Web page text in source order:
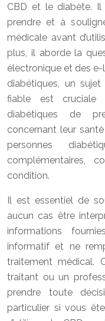
CBD et le diabète.
prendre et à
médicale avant
plus, il aborde la
électronique et des e-
diabétiques, un
fiable est cruciale
diabétiques de
concernant leur
personnes
complémentaires,
condition.
Il est essentiel de
aucun cas être
informations
informatif et ne
traitement médical.
traitant ou un
prendre toute
particulier si vous